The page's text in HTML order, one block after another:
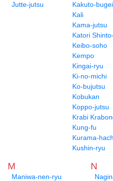
Jutte-jutsu
Kakuto-bugei
Kali
Kama-jutsu
Katori
Keibo-soho
Kempo
Kingai-ryu
Ki-no-michi
Ko-bujutsu
Kobukan
Koppo-jutsu
Krabi
Kung-fu
Kurama-
Kushin-ryu
M
Maniwa-nen-ryu
N